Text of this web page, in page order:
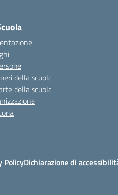
della scuola
della scuola
PolicyDichiarazione di